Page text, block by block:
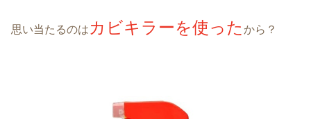
思い当たるのは カビキラーを使った から？